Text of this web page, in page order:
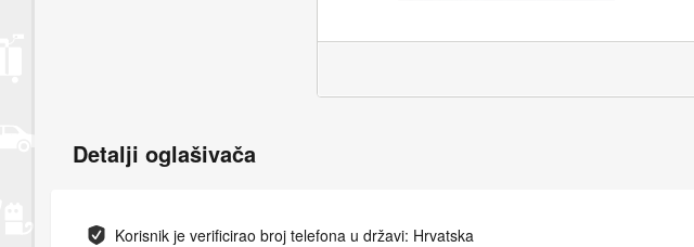
Detalji oglašivača
Korisnik je verificirao broj telefona u državi: Hrvatska